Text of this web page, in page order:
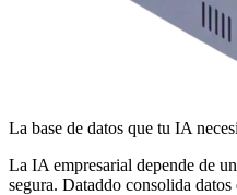
La base de datos que tu IA
La IA empresarial depende de
segura. Dataddo consolida